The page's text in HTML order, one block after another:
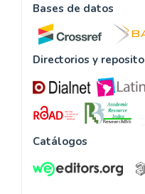
Bases de datos
Directorios y
Catálogos